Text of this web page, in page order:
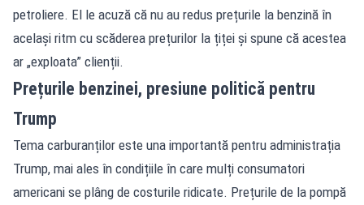
petroliere. El le acuză că nu au redus prețurile la benzină în
același ritm cu scăderea prețurilor la țiței și spune că acestea
ar „exploata” clienții.
Prețurile benzinei, presiune politică pentru
Trump
Tema carburanților este una importantă pentru administrația
Trump, mai ales în condițiile în care mulți consumatori
americani se plâng de costurile ridicate. Prețurile de la pompă